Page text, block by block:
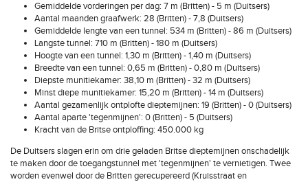
Gemiddelde vorderingen per dag: 7 m (Britten) - 5 m (Duitsers)
Aantal maanden graafwerk: 28 (Britten) - 7,8 (Duitsers)
Gemiddelde lengte van een tunnel: 534 m (Britten) - 86 m (Duitsers)
Langste tunnel: 710 m (Britten) - 180 m (Duitsers)
Hoogte van een tunnel: 1,30 m (Britten) - 1,40 m (Duitsers)
Breedte van een tunnel: 0,65 m (Britten) - 0,80 m (Duitsers)
Diepste munitiekamer: 38,10 m (Britten) - 32 m (Duitsers)
Minst diepe munitiekamer: 15,20 m (Britten) - 14 m (Duitsers)
Aantal gezamenlijk ontplofte dieptemijnen: 19 (Britten) - 0 (Duitsers)
Aantal aparte 'tegenmijnen': 0 (Britten) - 5 (Duitsers)
Kracht van de Britse ontploffing: 450.000 kg
De Duitsers slagen erin om drie geladen Britse dieptemijnen onschadelijk
te maken door de toegangstunnel met 'tegenmijnen' te vernietigen. Twee
worden evenwel door de Britten gerecupereerd (Kruisstraat en